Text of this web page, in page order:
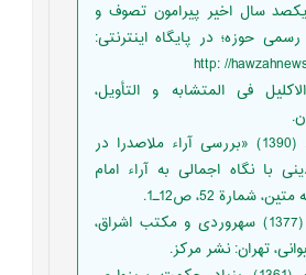
یکصد سال اخیر پیرامون تصوف و
حوزه؛ در پایگاه اینترنتی:
http: //
فی المتشابه و التأویل،
اسفندیاری، محمود (1390) «بررسی آراء ملاصدرا در
با نگاه اجمالی به آراء امام
شمارة 52، ص12ـ1.
امین‌رضوی، مهدی (1377) سهروردی و مکتب اشراق،
تهران: نشر مرکز.